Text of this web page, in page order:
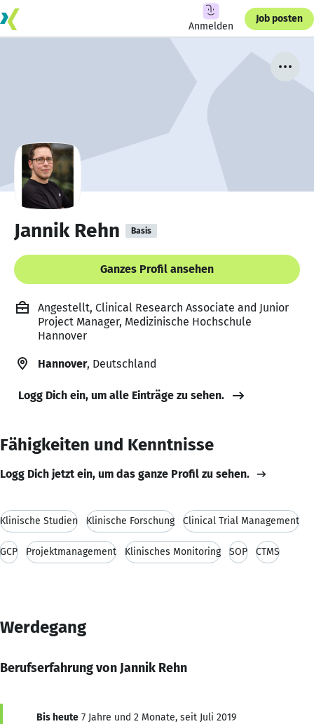
Anmelden
Job posten
Jannik Rehn Basis
Ganzes Profil ansehen
Angestellt, Clinical Research Associate and Junior
Project Manager, Medizinische Hochschule
Hannover
Hannover, Deutschland
Logg Dich ein, um alle Einträge zu sehen.
Fähigkeiten und Kenntnisse
Logg Dich jetzt ein, um das ganze Profil zu sehen.
Klinische Studien Klinische Forschung Clinical Trial Management
GCP Projektmanagement Klinisches Monitoring SOP CTMS
Werdegang
Berufserfahrung von Jannik Rehn
Bis heute 7 Jahre und 2 Monate, seit Juli 2019